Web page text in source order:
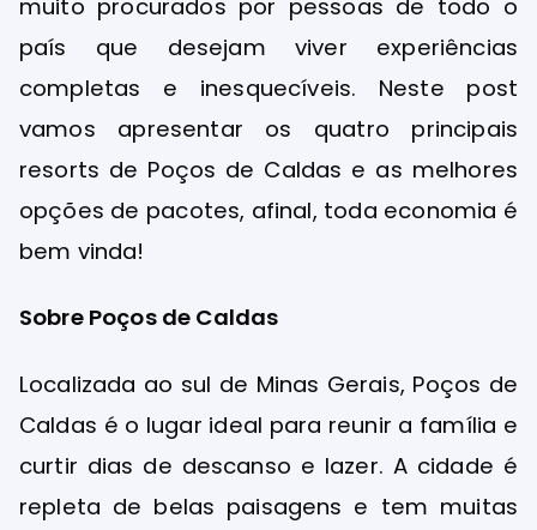
muito procurados por pessoas de todo o
país que desejam viver experiências
completas e inesquecíveis. Neste post
vamos apresentar os quatro principais
resorts de Poços de Caldas e as melhores
opções de pacotes, afinal, toda economia é
bem vinda!
Sobre Poços de Caldas
Localizada ao sul de Minas Gerais, Poços de
Caldas é o lugar ideal para reunir a família e
curtir dias de descanso e lazer. A cidade é
repleta de belas paisagens e tem muitas